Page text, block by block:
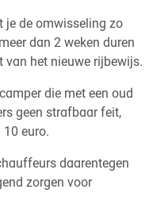
je de omwisseling zo
dan 2 weken duren
van het nieuwe rijbewijs.
die met een oud
geen strafbaar feit,
10 euro.
daarentegen
zorgen voor